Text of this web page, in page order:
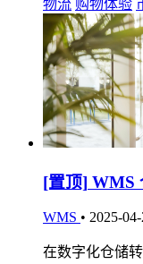
物流 购物体验
[置顶] WMS
WMS • 2025-
在数字化仓储